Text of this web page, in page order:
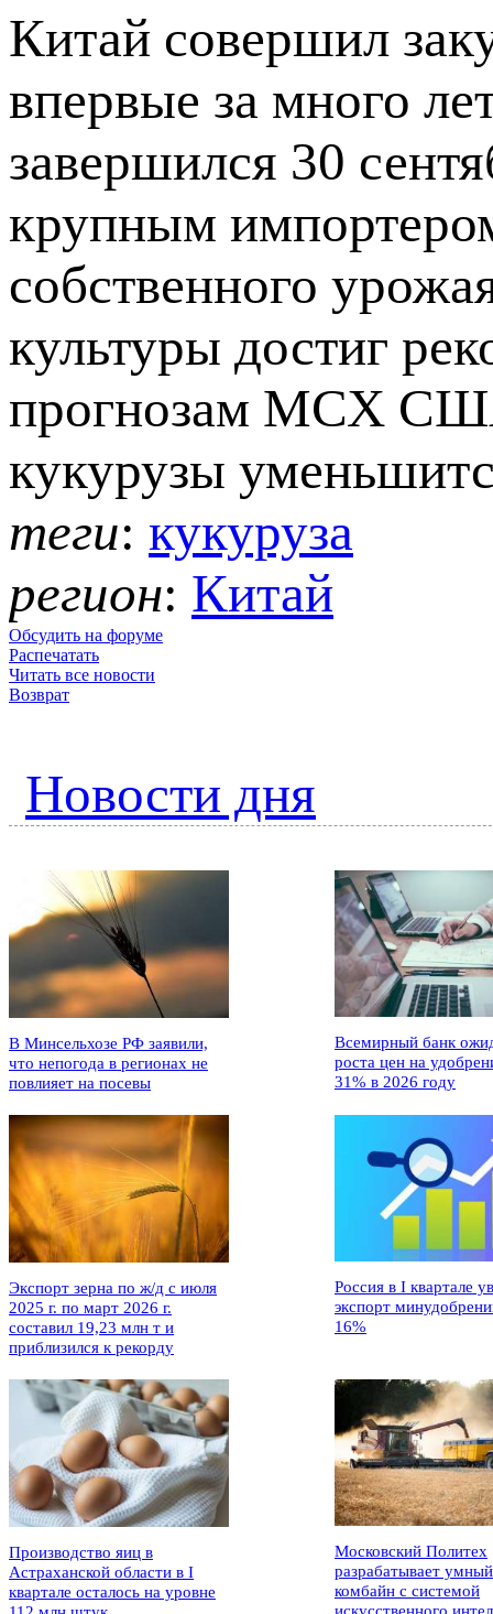
Китай совершил
впервые за много
завершился 30
крупным
собственного
культуры достиг
прогнозам МСХ
кукурузы
теги: кукуруза
регион: Китай
Обсудить на форуме
Распечатать
Читать все новости
Возврат
Новости дня
В Минсельхозе РФ заявили,
что непогода в регионах не
повлияет на посевы
Всемирный банк
роста цен на
31% в 2026 году
Экспорт зерна по ж/д с июля
2025 г. по март 2026 г.
составил 19,23 млн т и
приблизился к рекорду
Россия в I квартале
экспорт
16%
Производство яиц в
Астраханской области в I
квартале осталось на уровне
Московский Политех
разрабатывает умный
комбайн с системой